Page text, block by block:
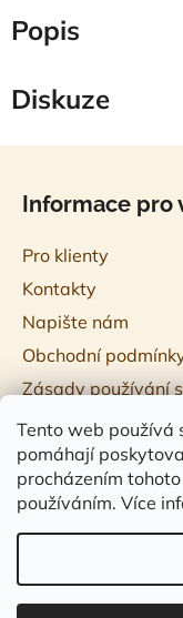
Tento web používá
pomáhají
procházením
používáním. Více
Popis
Diskuze
Informace pro
Pro klienty
Kontakty
Napište nám
Obchodní
Zásady používání
♥